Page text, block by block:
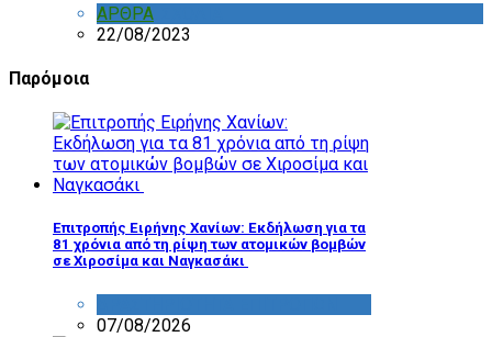
ΑΡΘΡΑ
22/08/2023
Παρόμοια
Επιτροπής Ειρήνης Χανίων: Εκδήλωση για τα
81 χρόνια από τη ρίψη των ατομικών βομβών
σε Χιροσίμα και Ναγκασάκι
07/08/2026